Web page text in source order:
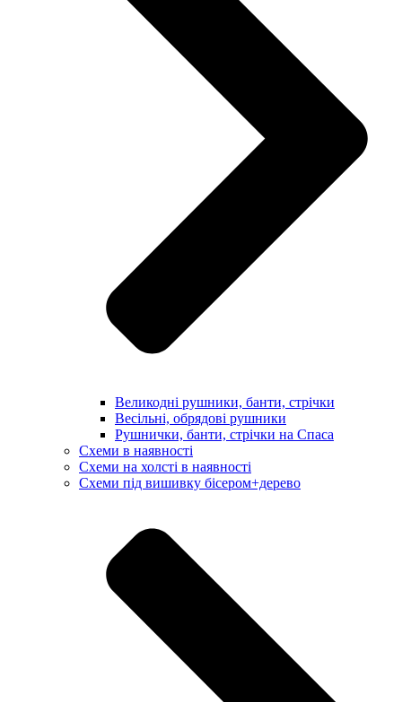
Великодні рушники, банти, стрічки
Весільні, обрядові рушники
Рушнички, банти, стрічки на Спаса
Схеми в наявності
Схеми на холсті в наявності
Схеми під вишивку бісером+дерево